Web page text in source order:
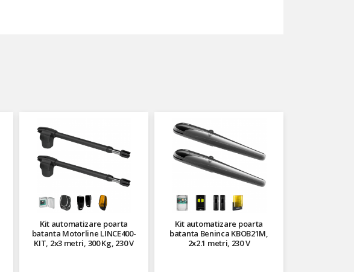
Kit automatizare poarta
batanta Motorline LINCE400-
KIT, 2x3 metri, 300 Kg, 230 V
Kit automatizare poarta
batanta Beninca KBOB21M,
2x2.1 metri, 230 V